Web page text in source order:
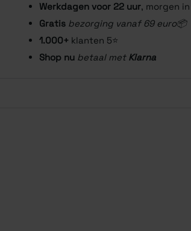
Werkdagen voor 22 uur, morgen
Gratis bezorging vanaf 69 euro📦
1.000+ klanten 5⭐️
Shop nu betaal met Klarna